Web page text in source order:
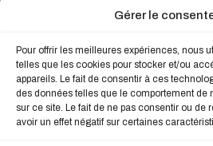
Gérer le
Pour offrir les meilleures expériences, nous
telles que les cookies pour stocker et/ou
appareils. Le fait de consentir à ces
des données telles que le comportement de
sur ce site. Le fait de ne pas consentir ou de
avoir un effet négatif sur certaines